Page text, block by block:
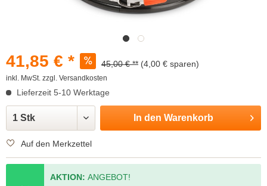
41,85 € * 45,00 € ** (4,00 € sparen)
inkl. MwSt. zzgl. Versandkosten
Lieferzeit 5-10 Werktage
In den Warenkorb
Auf den Merkzettel
AKTION:ANGEBOT!